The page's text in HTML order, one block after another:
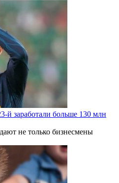
й заработали больше 130 млн
не только бизнесмены